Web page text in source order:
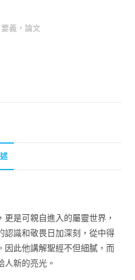
義，論文
是可親自進入的屬靈世界，
認識和敬畏日加深刻，從中得
因此他講解聖經不但細膩，而
人新的亮光。